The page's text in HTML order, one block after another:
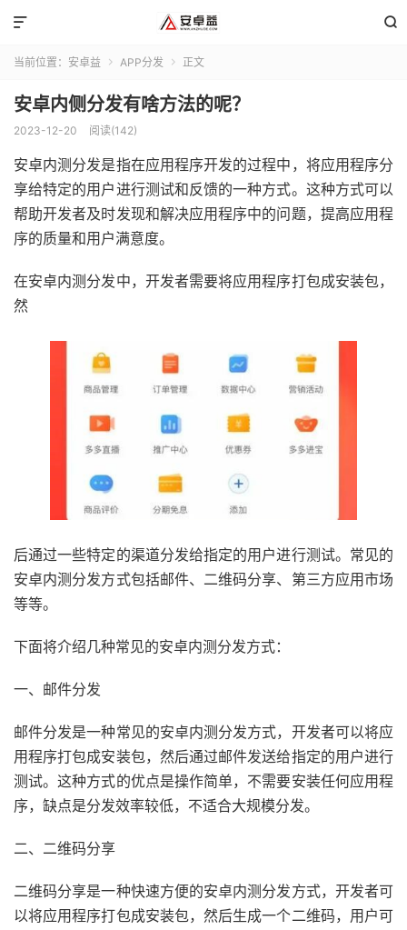


当前位置： 安卓益  APP分发  正文
安卓内侧分发有啥方法的呢？
2023-12-20 阅读(142)
安卓内测分发是指在应用程序开发的过程中，将应用程序分
享给特定的用户进行测试和反馈的一种方式。这种方式可以
帮助开发者及时发现和解决应用程序中的问题，提高应用程
序的质量和用户满意度。
在安卓内测分发中，开发者需要将应用程序打包成安装包，
然
后通过一些特定的渠道分发给指定的用户进行测试。常见的
安卓内测分发方式包括邮件、二维码分享、第三方应用市场
等等。
下面将介绍几种常见的安卓内测分发方式：
一、邮件分发
邮件分发是一种常见的安卓内测分发方式，开发者可以将应
用程序打包成安装包，然后通过邮件发送给指定的用户进行
测试。这种方式的优点是操作简单，不需要安装任何应用程
序，缺点是分发效率较低，不适合大规模分发。
二、二维码分享
二维码分享是一种快速方便的安卓内测分发方式，开发者可
以将应用程序打包成安装包，然后生成一个二维码，用户可